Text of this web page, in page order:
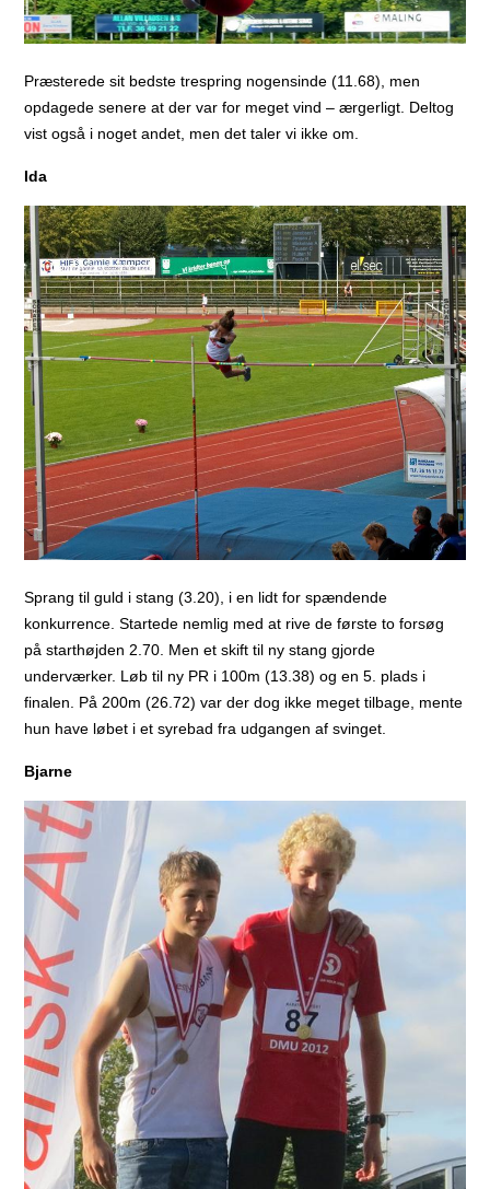
Præsterede sit bedste trespring nogensinde (11.68), men
opdagede senere at der var for meget vind – ærgerligt. Deltog
vist også i noget andet, men det taler vi ikke om.
Ida
Sprang til guld i stang (3.20), i en lidt for spændende
konkurrence. Startede nemlig med at rive de første to forsøg
på starthøjden 2.70. Men et skift til ny stang gjorde
underværker. Løb til ny PR i 100m (13.38) og en 5. plads i
finalen. På 200m (26.72) var der dog ikke meget tilbage, mente
hun have løbet i et syrebad fra udgangen af svinget.
Bjarne